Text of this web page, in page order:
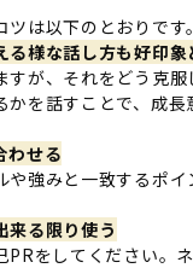
は以下のとおりです。
様な話し方も好印象
すが、それをどう克
かを話すことで、成
わせる
や強みと一致するポイ
る限り使う
PRをしてください。